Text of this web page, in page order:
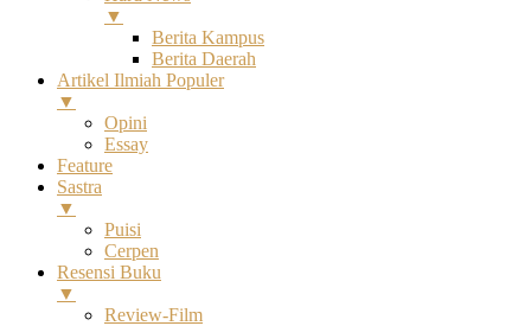
▼
Berita Kampus
Berita Daerah
Artikel Ilmiah Populer
▼
Opini
Essay
Feature
Sastra
▼
Puisi
Cerpen
Resensi Buku
▼
Review-Film